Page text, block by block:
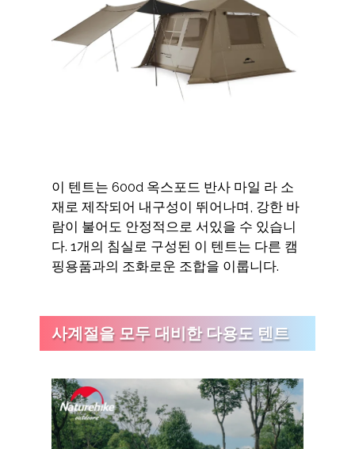
이 텐트는 600d 옥스포드 반사 마일 라 소
재로 제작되어 내구성이 뛰어나며, 강한 바
람이 불어도 안정적으로 서있을 수 있습니
다. 1개의 침실로 구성된 이 텐트는 다른 캠
핑용품과의 조화로운 조합을 이룹니다.
사계절을 모두 대비한 다용도 텐트